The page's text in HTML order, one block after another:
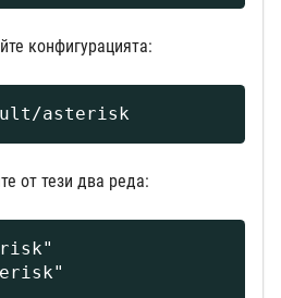
конфигурацията:
asterisk
от тези два реда: